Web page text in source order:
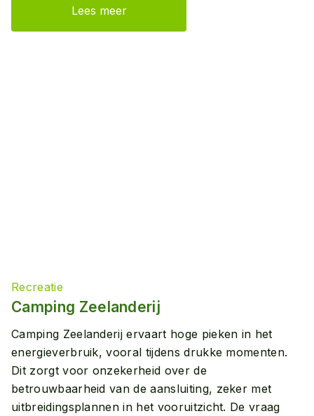
Lees meer
Recreatie
Camping Zeelanderij
Camping Zeelanderij ervaart hoge pieken in het
energieverbruik, vooral tijdens drukke momenten.
Dit zorgt voor onzekerheid over de
betrouwbaarheid van de aansluiting, zeker met
uitbreidingsplannen in het vooruitzicht. De vraag